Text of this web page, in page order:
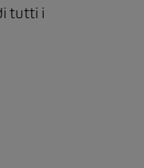
tutti i